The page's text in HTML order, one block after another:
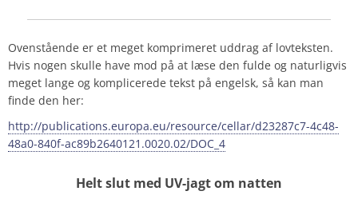
Ovenstående er et meget komprimeret uddrag af lovteksten.
Hvis nogen skulle have mod på at læse den fulde og naturligvis
meget lange og komplicerede tekst på engelsk, så kan man
finde den her:
http://publications.europa.eu/resource/cellar/d23287c7-4c48-
48a0-840f-ac89b2640121.0020.02/DOC_4
Helt slut med UV-jagt om natten